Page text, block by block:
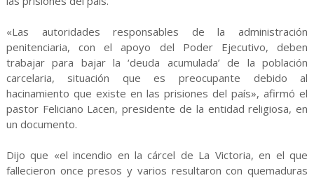
«Las autoridades responsables de la administración
penitenciaria, con el apoyo del Poder Ejecutivo, deben
trabajar para bajar la ‘deuda acumulada’ de la población
carcelaria, situación que es preocupante debido al
hacinamiento que existe en las prisiones del país», afirmó el
pastor Feliciano Lacen, presidente de la entidad religiosa, en
un documento.
Dijo que «el incendio en la cárcel de La Victoria, en el que
fallecieron once presos y varios resultaron con quemaduras